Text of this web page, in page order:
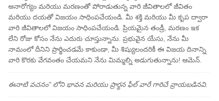
అనారోగ్యం మరియు మరణంతో పోరాడుతున్న వారి జీవితాలలో జీవితం
మరియు దయతో విజయం సాధింపచేయండి. మీ శక్తి మరియు మీ కృప ద్వారా
వారి జీవితాలలో విజయం సాధింపచేయండి. ప్రియమైన తండ్రీ, మరణం ఇక
లేని రోజు కోసం నేను ఎదురు చూస్తున్నాను. ప్రభువైన యేసు, నేను మీ
నామంలో దీనిని ప్రార్థించడమే కాకుండా, మీ శిష్యులందరికీ ఈ విజయ దినాన్ని
వారి కొరకు వేగవంతం చేయమని నేను మిమ్మల్ని అడుగుతున్నాను! ఆమెన్.
ఈనాటి వచనం" లోని భావన మరియు ప్రార్థన ఫీల్ వారే గారిచే వ్రాయబడినవి.